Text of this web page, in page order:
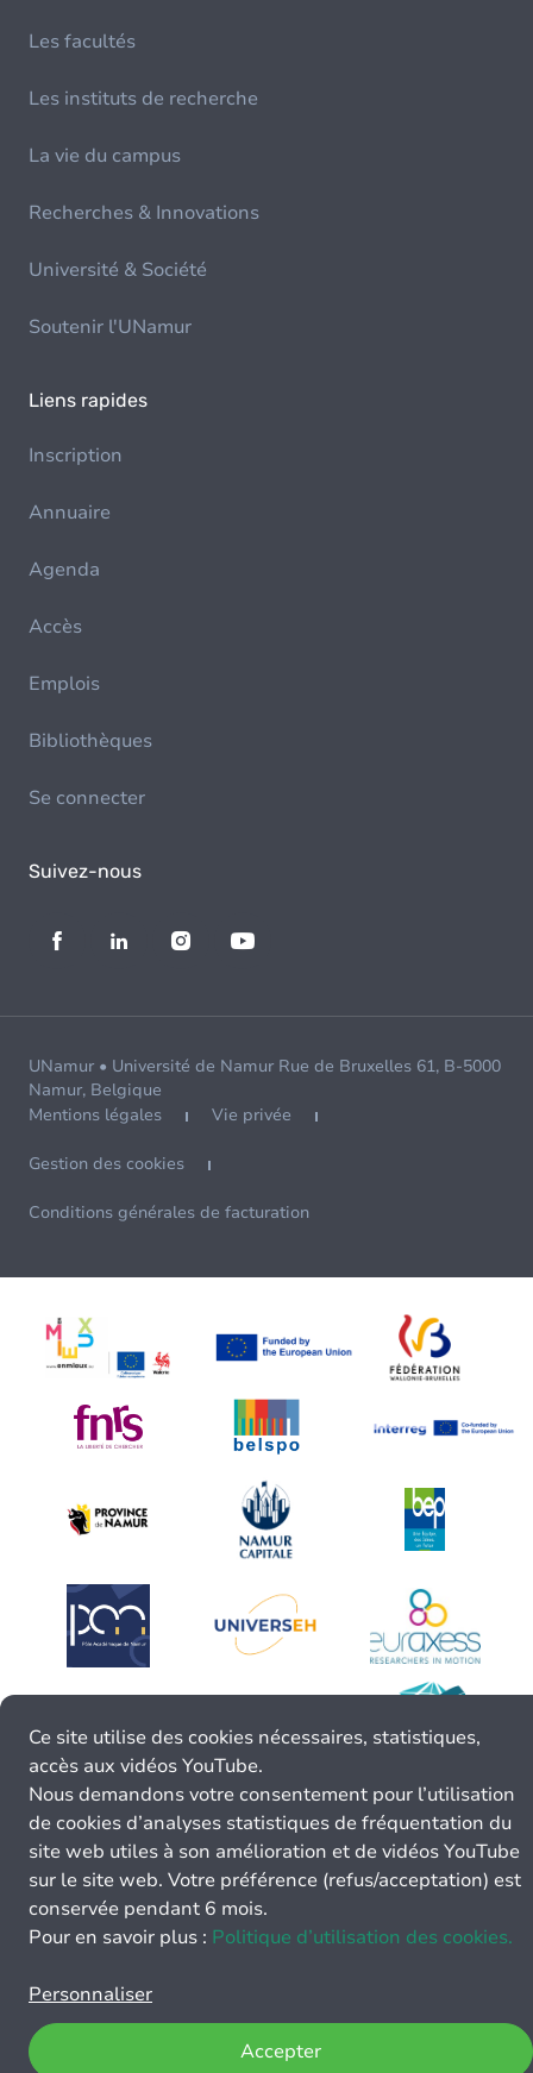
Les facultés
Les instituts de recherche
La vie du campus
Recherches & Innovations
Université & Société
Soutenir l'UNamur
Liens rapides
Inscription
Annuaire
Agenda
Accès
Emplois
Bibliothèques
Se connecter
Suivez-nous
UNamur • Université de Namur Rue de Bruxelles 61, B-5000
Namur, Belgique
Mentions légales
Vie privée
Gestion des cookies
Conditions générales de facturation
Ce site utilise des cookies nécessaires, statistiques,
accès aux vidéos YouTube.
Nous demandons votre consentement pour l’utilisation
de cookies d’analyses statistiques de fréquentation du
site web utiles à son amélioration et de vidéos YouTube
sur le site web. Votre préférence (refus/acceptation) est
conservée pendant 6 mois.
Pour en savoir plus : Politique d’utilisation des cookies.
Personnaliser
Accepter